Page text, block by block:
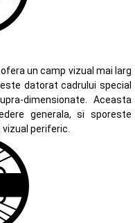
un camp vizual mai larg
datorat cadrului special
dimensionate. Aceasta
generala, si sporeste
periferic.